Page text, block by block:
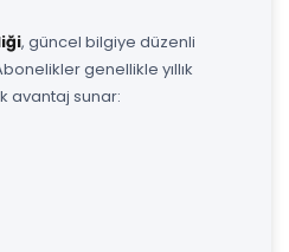
, güncel bilgiye düzenli
genellikle yıllık
avantaj sunar: